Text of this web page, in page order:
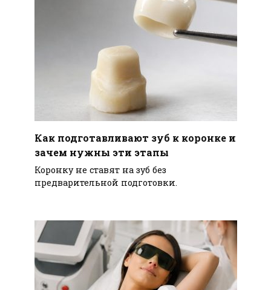
Как подготавливают зуб к коронке и
зачем нужны эти этапы
Коронку не ставят на зуб без
предварительной подготовки.